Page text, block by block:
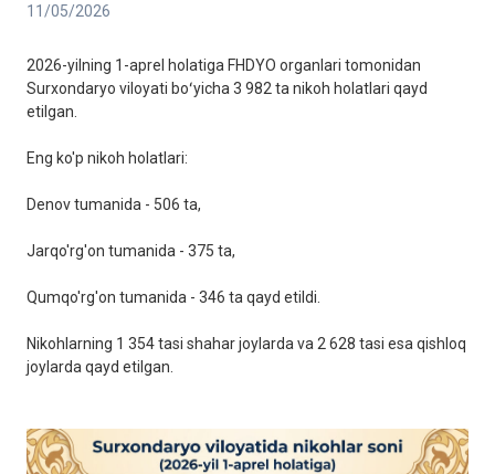
11/05/2026
2026-yilning 1-aprel holatiga FHDYO organlari tomonidan
Surxondaryo viloyati boʻyicha 3 982 ta nikoh holatlari qayd
etilgan.
Eng ko'p nikoh holatlari:
Denov tumanida - 506 ta,
Jarqo'rg'on tumanida - 375 ta,
Qumqo'rg'on tumanida - 346 ta qayd etildi.
Nikohlarning 1 354 tasi shahar joylarda va 2 628 tasi esa qishloq
joylarda qayd etilgan.